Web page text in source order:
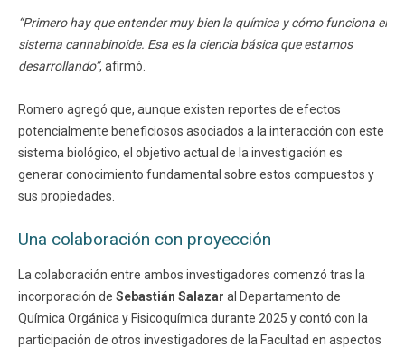
“Primero hay que entender muy bien la química y cómo funciona el
sistema cannabinoide. Esa es la ciencia básica que estamos
desarrollando”, afirmó.
Romero agregó que, aunque existen reportes de efectos
potencialmente beneficiosos asociados a la interacción con este
sistema biológico, el objetivo actual de la investigación es
generar conocimiento fundamental sobre estos compuestos y
sus propiedades.
Una colaboración con proyección
La colaboración entre ambos investigadores comenzó tras la
incorporación de Sebastián Salazar al Departamento de
Química Orgánica y Fisicoquímica durante 2025 y contó con la
participación de otros investigadores de la Facultad en aspectos